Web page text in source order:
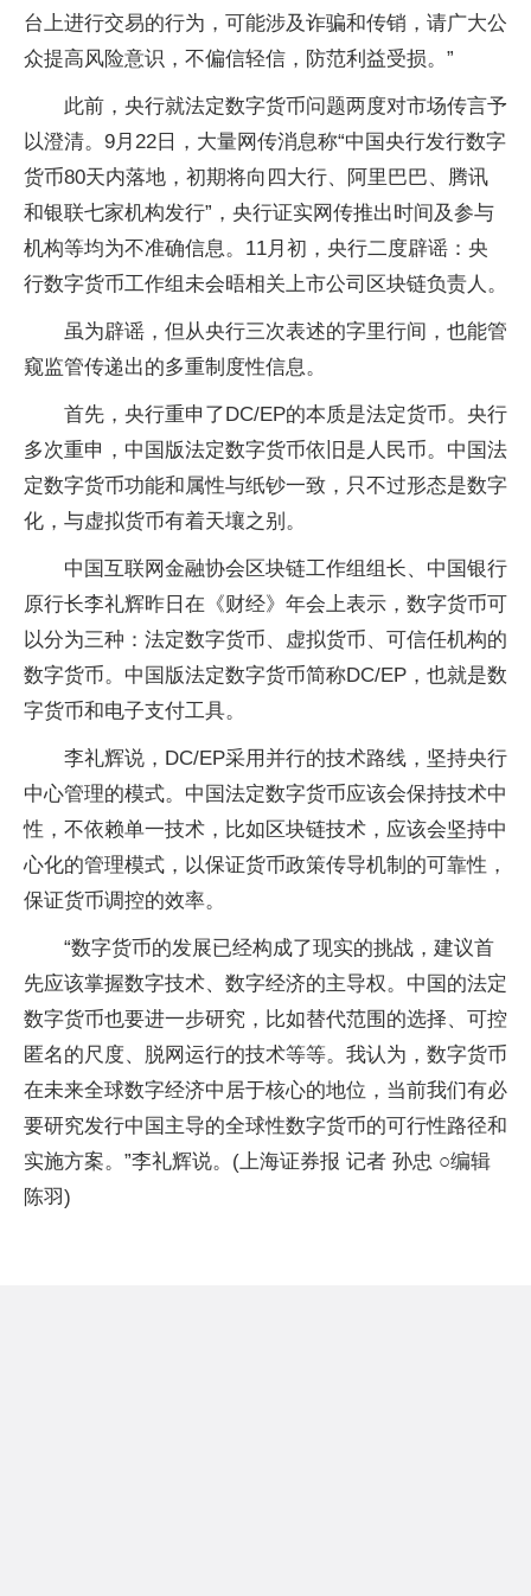
台上进行交易的行为，可能涉及诈骗和传销，请广大公
众提高风险意识，不偏信轻信，防范利益受损。”
此前，央行就法定数字货币问题两度对市场传言予
以澄清。9月22日，大量网传消息称“中国央行发行数字
货币80天内落地，初期将向四大行、阿里巴巴、腾讯
和银联七家机构发行”，央行证实网传推出时间及参与
机构等均为不准确信息。11月初，央行二度辟谣：央
行数字货币工作组未会晤相关上市公司区块链负责人。
虽为辟谣，但从央行三次表述的字里行间，也能管
窥监管传递出的多重制度性信息。
首先，央行重申了DC/EP的本质是法定货币。央行
多次重申，中国版法定数字货币依旧是人民币。中国法
定数字货币功能和属性与纸钞一致，只不过形态是数字
化，与虚拟货币有着天壤之别。
中国互联网金融协会区块链工作组组长、中国银行
原行长李礼辉昨日在《财经》年会上表示，数字货币可
以分为三种：法定数字货币、虚拟货币、可信任机构的
数字货币。中国版法定数字货币简称DC/EP，也就是数
字货币和电子支付工具。
李礼辉说，DC/EP采用并行的技术路线，坚持央行
中心管理的模式。中国法定数字货币应该会保持技术中
性，不依赖单一技术，比如区块链技术，应该会坚持中
心化的管理模式，以保证货币政策传导机制的可靠性，
保证货币调控的效率。
“数字货币的发展已经构成了现实的挑战，建议首
先应该掌握数字技术、数字经济的主导权。中国的法定
数字货币也要进一步研究，比如替代范围的选择、可控
匿名的尺度、脱网运行的技术等等。我认为，数字货币
在未来全球数字经济中居于核心的地位，当前我们有必
要研究发行中国主导的全球性数字货币的可行性路径和
实施方案。”李礼辉说。(上海证券报 记者 孙忠 ○编辑
陈羽)